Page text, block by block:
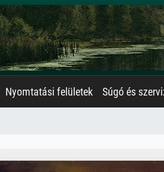
Nyomtatási felületek Súgó és